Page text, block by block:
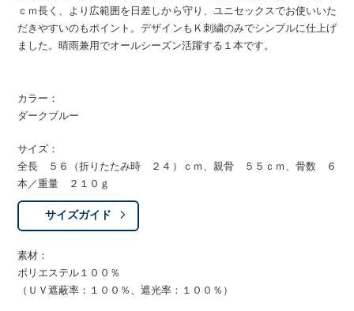
ｃｍ長く、より広範囲を日差しから守り、ユニセックスでお使いいた
だきやすいのもポイント。デザインもＫ刺繍のみでシンプルに仕上げ
ました。晴雨兼用でオールシーズン活躍する１本です。
カラー：
ダークブルー
サイズ：
全長 ５６（折りたたみ時 ２４）ｃｍ、親骨 ５５ｃｍ、骨数 ６
本／重量 ２１０ｇ
サイズガイド
素材：
ポリエステル１００％
（ＵＶ遮蔽率：１００％、遮光率：１００％）